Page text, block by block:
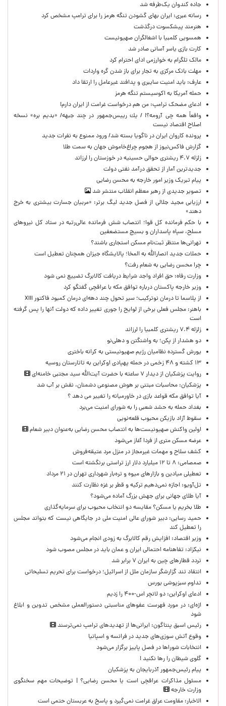
جاده کندوان یک‌طرفه شد
رسانه عبری: ایران بهای گشودن تنگه هرمز را برای ترامپ مشخص کرد
هنرمند پیشکسوت درگذشت
همسویی کلمبیا با اشغالگران صهیونیست
کارت بازی یاسر آسانی صادر شد
مالک تلگرام به خوارزمی ادای احترام کرد
مهلت بانک مرکزی به تجار برای باز شدن گره واردات
عارف: باید امنیت سایبری و پدافند غیرعامل را ارتقا داد
حمله آمریکا به اکوسیستم تنگه هرمز
ادعای مضحک ترامپ: من هم درخواست غرامت از ایران دارم!
واقعاً همه چی آرومه؟! / يك رييس‌جمهور در چند جبهه/ «بدیم بره» نسخه
اصلاح اقتصاد نیست
پرونده کاروان ایران در ناگویا بسته شد/ ورود ممنوع به نفرات جدید
گزارش فاکس‌نیوز از هجوم چراغ‌خاموش جهان به سمت طلا
زلزله ۴.۷ ریشتری حوالی حسینیه در خوزستان را لرزاند
جدیدترین آمار از تحقق درآمد نفتی دولت
پیام تبریک وزیر امور خارجه به محسن رضایی
تصویر جدیدی از رهبر معظم انقلاب منتشر شد
ارزیابی مجید جلالی از فصل جدید لیگ برتر: «مربیان جسارت بیشتری به خرج
دهند»
با حکم فرمانده کل قوا؛ انتصاب شش فرمانده عالی‌رتبه در ستاد کل نیروهای
مسلح، سپاه پاسداران و بسیج مستضعفین
تهرانی‌ها منتظر ثبت‌نام مسکن استجاری باشند؟
حملات جدید انصارالله به المخا؛ پالایشگاه جیزان همچنان تعطیل است
چرا محسن رضایی به شعام رفت؟
وزارت رفاه: حق افراد واجد شرایط دریافت کالابرگ تضییع نمی شود
وزیر خارجه پاکستان درباره توافق مکه با عراقچی گفتگو کرد
از پلاسما تا درمان نوترکیب؛ سیر تحول چند دهه‌ای درمان کمبود فاکتور XIII
باهنر: مجلس فعلی برخی از لوایح را جوری تغییر داده که دولت آنها را پس گرفته
است
زلزله ۷.۴ ریشتری کلمبیا را لرزاند
دو هشدار از پکن؛ به واشنگتن و دهلی‌نو
یورش گسترده نظامیان رژیم صهیونیستی به کرانه باختری
۱۳ کشته و ۴۸ زخمی در حمله پهپادی اوکراین به تاتارستان روسیه
روایت پزشکیان از دیدار ۷ ساعته با حضرت آیت‌الله سید مجتبی خامنه‌ای
پزشکیان: محاسبات مبتنی بر هوش مصنوعی دشمنان، نقش بر آب شد
آیا توافق مکه قواعد بازی در خاورمیانه را تغییر می دهد ؟
بغداد حمله به حشد شعبی را به شورای امنیت می‌برد
سقوط آزاد بازیکن محبوب قلعه‌نویی
اولین واکنش صهیونیست‌ها به انتصاب محسن رضایی به‌عنوان دبیر شعام
عرضه مسکن متری از فردا آغاز می‌شود
کشف سلاح و مهمات غیرمجاز در منزل مرد عتیقه‌فروش
صمصامی: ۸ تا ۱۲ میلیارد دلار ارز تراستی برنگشته است
تعطیلی میادین و بازارهای میوه و تره‌بار شهرداری تهران در ۲۱ مرداد
تل‌آویو: اجازه نمی‌دهیم ترکیه و قطر بر غزه نظارت کنند
آیا طلای جهانی برای جهش بزرگ آماده می‌شود؟
طلا بخریم یا مسکن؟ مقایسه دو انتخاب محبوب برای سرمایه‌گذاری
حمید رسایی: دبیر شورای عالی امنیت ملی در جایگاهی نیست که بتواند مجلس
را تعطیل کند
وزیر اقتصاد: افزایش رقم کالابرگ به زودی انجام می‌شود
نیکزاد: تفاهنامه احتمالی ایران و عمان باید در مجلس مصوب شود
تردد قطارهای چین به ایران ۷ برابر شد
انتقاد تند گزارشگر سازمان ملل از اسرائیل؛ درخواست برای تحریم تسلیحاتی
تداوم سبزپوشی بورس
ادعای اوکراین: دو لانچر اس-۴۰۰ را زدیم
اژه‌ای: در مورد فهرست عفوهای مناسبتی دستورالعملی مشخص تدوین و ابلاغ
شود
رئیس اسبق پنتاگون: ایرانی‌ها از تهدیدهای ترامپ نمی‌ترسند
وقوع آتش سوزی‌های جدید در فرانسه و اسپانیا
انتخابات شوراها در فصل پاییز برگزار می‌شود
گلوی شیطان را رها نکنید !
پیام رئیس‌جمهور آذربایجان به پزشکیان
مسئول مذاکرات عراقچی است یا محسن رضایی؟ | توضیحات مهم سخنگوی
وزارت خارجه
الاخبار: مقاومت عراق غرامت نمی‌گیرد و پاسخ به عربستان حتمی است